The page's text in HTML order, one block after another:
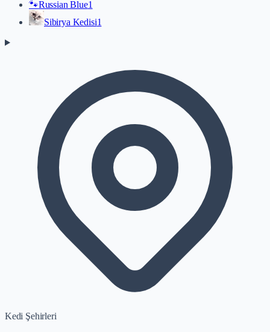
🐾Russian Blue1
Sibirya Kedisi1
Kedi Şehirleri